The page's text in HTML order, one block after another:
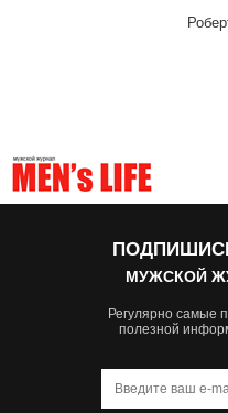
МУЖСКОЙ
Регулярно самые
полезной